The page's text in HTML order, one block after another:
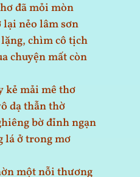
đã mỏi mòn
nẻo lâm sơn
chìm cô tịch
chuyện mất còn
kẻ mải mê thơ
dạ thẫn thờ
bờ đỉnh ngạn
lá ở trong mơ
một nỗi thương